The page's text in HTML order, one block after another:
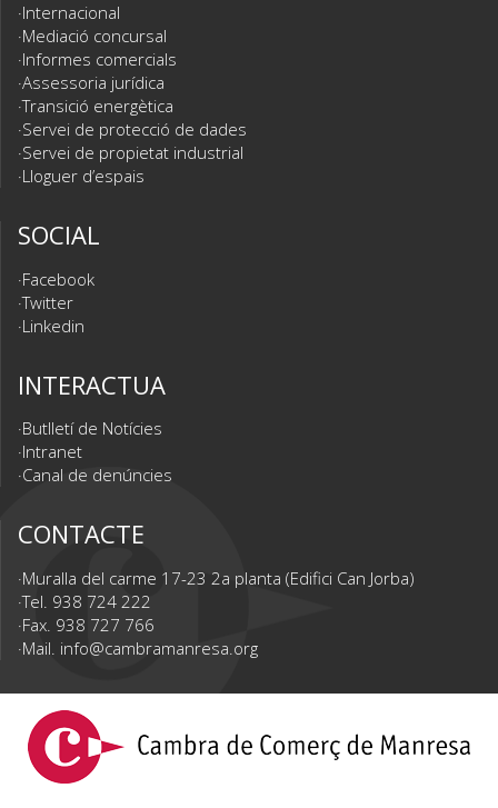
Internacional
Mediació concursal
Informes comercials
Assessoria jurídica
Transició energètica
Servei de protecció de dades
Servei de propietat industrial
Lloguer d’espais
SOCIAL
Facebook
Twitter
Linkedin
INTERACTUA
Butlletí de Notícies
Intranet
Canal de denúncies
CONTACTE
Muralla del carme 17-23 2a planta (Edifici Can Jorba)
Tel. 938 724 222
Fax. 938 727 766
Mail. info@cambramanresa.org